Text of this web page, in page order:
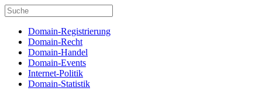
Domain-Registrierung
Domain-Recht
Domain-Handel
Domain-Events
Internet-Politik
Domain-Statistik